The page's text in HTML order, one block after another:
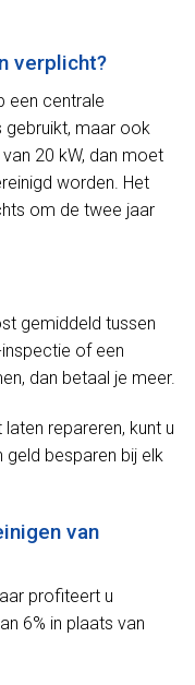
verplicht?
een centrale
gebruikt, maar ook
20 kW, dan moet
worden. Het
om de twee jaar
gemiddeld tussen
of een
dan betaal je meer.
repareren, kunt u
besparen bij elk
van
profiteert u
6% in plaats van